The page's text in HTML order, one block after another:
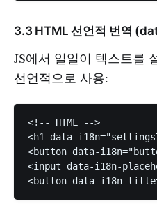
3.3 HTML 선언적 번역
JS에서 일일이 텍스트를
선언적으로 사용:
<!-- HTML -->
<h1 data-
<button data-
<input data-i18n-